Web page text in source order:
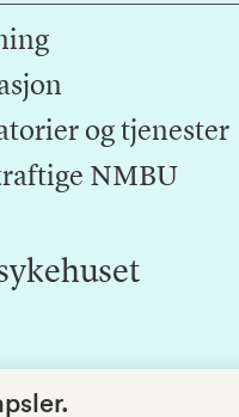
og tjenester
NMBU